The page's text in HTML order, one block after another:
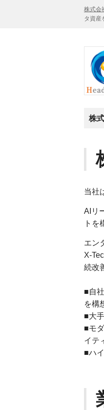
株式会
タ資産
当社
AIリ
トを
エン
X-
続改
■自
を構
■大
■モ
イテ
■ハ